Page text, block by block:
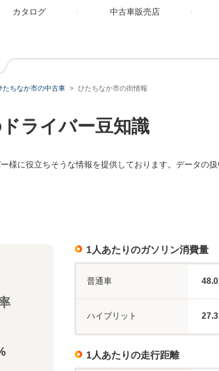
カタログ 中古車販売店
たちなか市の中古車 ひたちなか市の街情報
ライバー豆知識
様に役立ちそうな情報を提供しております。データの
1人あたりのガソリン消費量
普通車
ハイブリット
1人あたりの走行距離